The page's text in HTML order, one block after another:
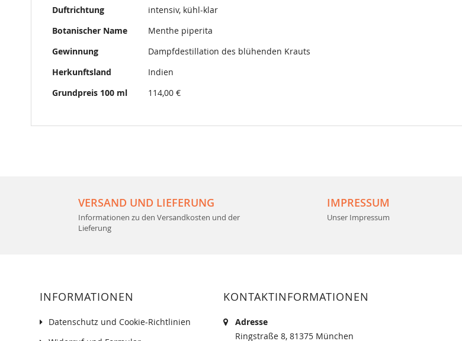
Mehr
Informationen
Duftrichtung
intensiv, kühl-klar
Botanischer Name
Menthe piperita
Gewinnung
Dampfdestillation des blühenden Krauts
Herkunftsland
Indien
Grundpreis 100 ml
114,00 €
VERSAND UND LIEFERUNG
Informationen zu den Versandkosten und der
Lieferung
IMPRESSUM
Unser Impressum
INFORMATIONEN
Datenschutz und Cookie-Richtlinien
KONTAKTINFORMATIONEN
Adresse
Ringstraße 8, 81375 München